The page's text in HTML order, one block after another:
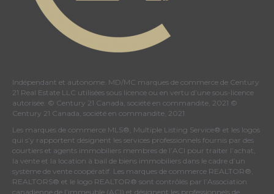
Indépendant et autonome. MD/MC marques de commerce de Century
21 Real Estate LLC utilisées sous licence ou en vertu d’une sous-licence
autorisée. © Century 21 Canada, société en commandite, 2021 ©
Century 21 Canada, société en commandite, 2021
Les marques de commerce MLS®, Multiple Listing Service® et les logos
qui s’y rapportent désignent les services professionnels fournis par des
courtiers et agents immobiliers membres de l’ACI pour traiter l’achat,
la vente et la location à bail de biens immobiliers dans le cadre d’un
système de vente coopératif. Les marques de commerce REALTOR®,
REALTORS® et le logo REALTOR® sont contrôlés par l’Association
canadienne de l’immeuble (ACI) et désignent les professionnels de